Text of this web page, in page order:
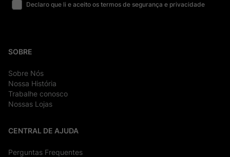
Declaro que li e aceito os termos de segurança e privacidade
SOBRE
Sobre Nós
Nossa História
Trabalhe conosco
Nossas Lojas
CENTRAL DE AJUDA
Perguntas Frequentes